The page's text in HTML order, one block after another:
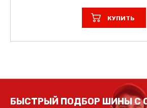
КУПИТЬ
БЫСТРЫЙ ПОДБОР ШИНЫ С